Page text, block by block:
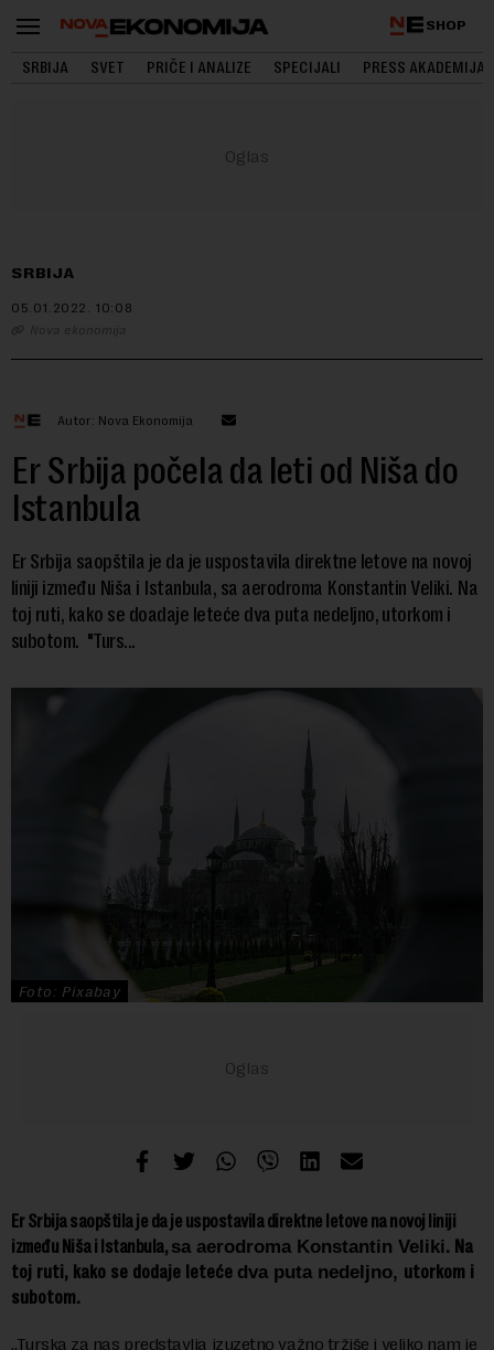
SHOP
SRBIJA SVET PRIČE I ANALIZE SPECIJALI PRESS AKADEMIJA
SRBIJA
05.01.2022. 10:08
Nova ekonomija
Autor: Nova Ekonomija
Er Srbija počela da leti od Niša do
Istanbula
Er Srbija saopštila je da je uspostavila direktne letove na novoj
liniji između Niša i Istanbula, sa aerodroma Konstantin Veliki. Na
toj ruti, kako se doadaje leteće dva puta nedeljno, utorkom i
subotom. "Turs...
Foto: Pixabay
Er Srbija saopštila je da je uspostavila direktne letove na novoj liniji
između Niša i Istanbula, sa aerodroma Konstantin Veliki. Na
toj ruti, kako se dodaje leteće dva puta nedeljno, utorkom i
subotom.
„Turska za nas predstavlja izuzetno važno tržiše i veliko nam je